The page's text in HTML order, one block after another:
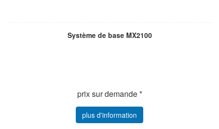
Système de base MX2100
prix sur demande *
plus d'information